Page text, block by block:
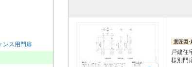
ンス用門扉
意匠図･
戸建住
様別門